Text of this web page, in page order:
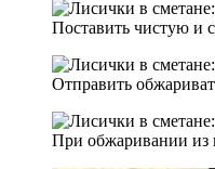
Поставить чистую и
Отправить
При обжаривании из